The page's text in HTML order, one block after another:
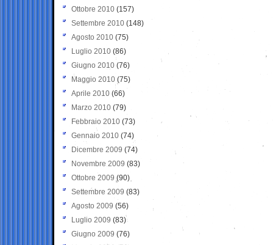
Ottobre 2010 (157)
Settembre 2010 (148)
Agosto 2010 (75)
Luglio 2010 (86)
Giugno 2010 (76)
Maggio 2010 (75)
Aprile 2010 (66)
Marzo 2010 (79)
Febbraio 2010 (73)
Gennaio 2010 (74)
Dicembre 2009 (74)
Novembre 2009 (83)
Ottobre 2009 (90)
Settembre 2009 (83)
Agosto 2009 (56)
Luglio 2009 (83)
Giugno 2009 (76)